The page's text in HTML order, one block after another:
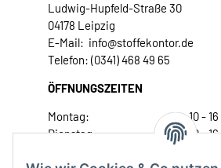
Ludwig-Hupfeld-Straße 30
04178 Leipzig
E-Mail: info@stoffekontor.de
Telefon: (0341) 468 49 65
ÖFFNUNGSZEITEN
Montag:
10 -
Dienstag:
10 -